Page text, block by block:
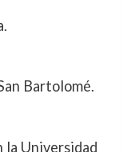
Bartolomé.
la Universidad